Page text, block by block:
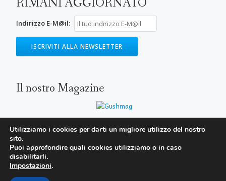
Indirizzo E-M@il:
Il nostro Magazine
SECONDARY
MENU
Utilizziamo i cookies per darti un migliore utilizzo del nostro
sito.
Puoi approfondire quali cookies utilizziamo o in caso
disabilitarli.
Impostazioni.